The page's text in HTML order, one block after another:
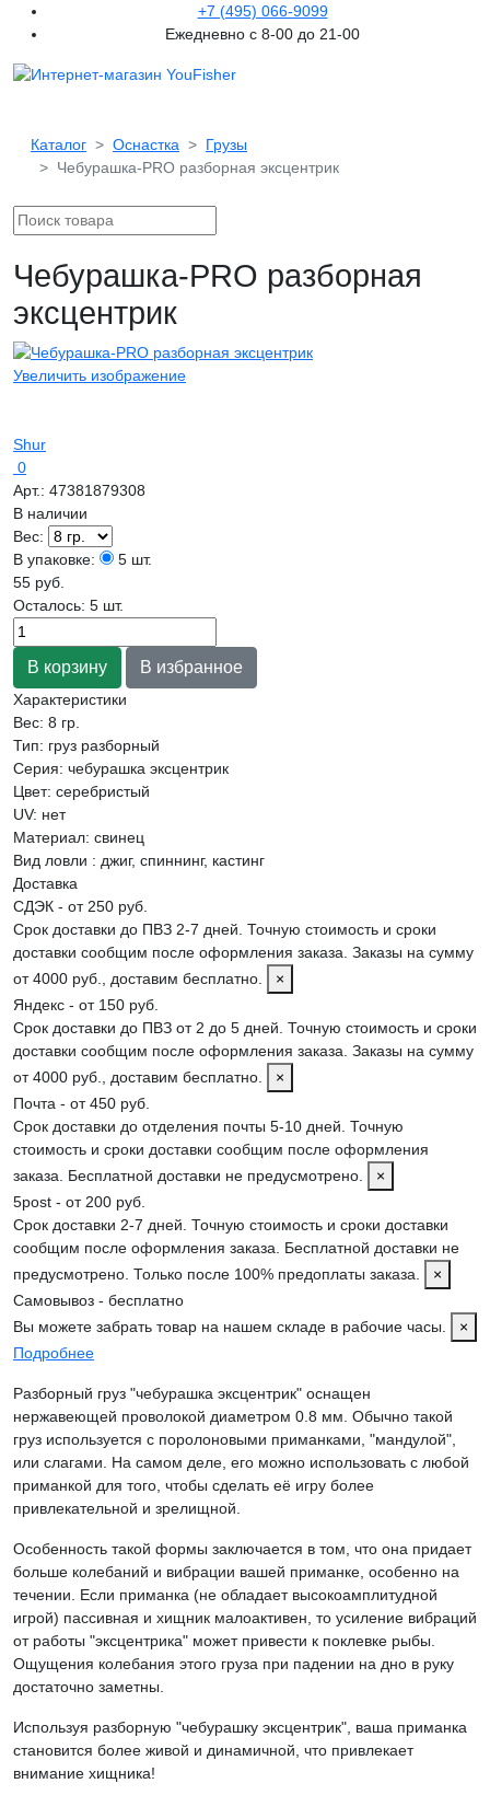
+7 (495) 066-9099
Ежедневно с 8-00 до 21-00
Каталог Оснастка
Грузы
Чебурашка-PRO разборная эксцентрик
Чебурашка-PRO разборная
эксцентрик
Увеличить изображение
Shur
0
Арт.: 47381879308
В наличии
Вес:
В упаковке:
5 шт.
55 руб.
Осталось: 5 шт.
Характеристики
Вес: 8 гр.
Тип: груз разборный
Серия: чебурашка эксцентрик
Цвет: серебристый
UV: нет
Материал: свинец
Вид ловли : джиг, спиннинг, кастинг
Доставка
СДЭК - от 250 руб.
Срок доставки до ПВЗ 2-7 дней. Точную стоимость и сроки
доставки сообщим после оформления заказа. Заказы на сумму
от 4000 руб., доставим бесплатно.
×
Яндекс - от 150 руб.
Срок доставки до ПВЗ от 2 до 5 дней. Точную стоимость и сроки
доставки сообщим после оформления заказа. Заказы на сумму
от 4000 руб., доставим бесплатно.
×
Почта - от 450 руб.
Срок доставки до отделения почты 5-10 дней. Точную
стоимость и сроки доставки сообщим после оформления
заказа. Бесплатной доставки не предусмотрено.
×
5post - от 200 руб.
Срок доставки 2-7 дней. Точную стоимость и сроки доставки
сообщим после оформления заказа. Бесплатной доставки не
предусмотрено. Только после 100% предоплаты заказа.
×
Самовывоз - бесплатно
Вы можете забрать товар на нашем складе в рабочие часы.
×
Подробнее
Разборный груз "чебурашка эксцентрик" оснащен
нержавеющей проволокой диаметром 0.8 мм. Обычно такой
груз используется с поролоновыми приманками, "мандулой",
или слагами. На самом деле, его можно использовать с любой
приманкой для того, чтобы сделать её игру более
привлекательной и зрелищной.
Особенность такой формы заключается в том, что она придает
больше колебаний и вибрации вашей приманке, особенно на
течении. Если приманка (не обладает высокоамплитудной
игрой) пассивная и хищник малоактивен, то усиление вибраций
от работы "эксцентрика" может привести к поклевке рыбы.
Ощущения колебания этого груза при падении на дно в руку
достаточно заметны.
Используя разборную "чебурашку эксцентрик", ваша приманка
становится более живой и динамичной, что привлекает
внимание хищника!